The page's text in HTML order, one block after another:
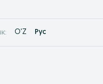
O'Z Рус